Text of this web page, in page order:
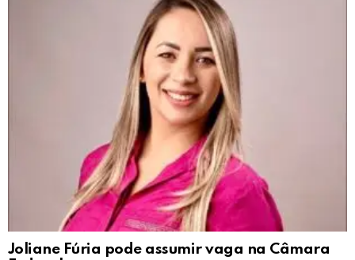
Joliane Fúria pode assumir vaga na Câmara